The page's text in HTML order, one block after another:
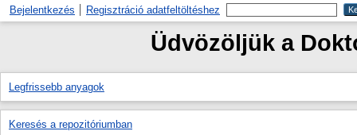
Bejelentkezés Regisztráció adatfeltöltéshez
Üdvözöljük a
Legfrissebb anyagok
Keresés a repozitóriumban